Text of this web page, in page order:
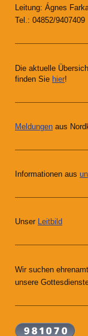
Leitung: Ágnes
Tel.: 04852/9407409
Die aktuelle
finden Sie hier!
Meldungen aus
Informationen aus
Unser Leitbild
Wir suchen
unsere